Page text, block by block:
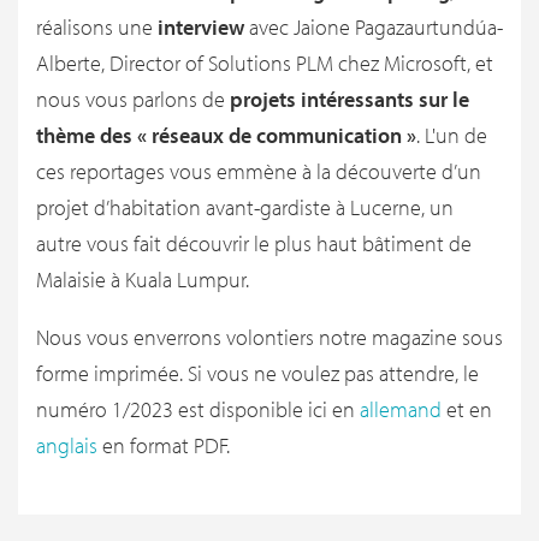
réalisons une interviewavec Jaione Pagazaurtundúa-
Alberte, Director of Solutions PLM chez Microsoft, et
nous vous parlons de projets intéressants sur le
thème des « réseaux de communication ». L'un de
ces reportages vous emmène à la découverte d’un
projet d’habitation avant-gardiste à Lucerne, un
autre vous fait découvrir le plus haut bâtiment de
Malaisie à Kuala Lumpur.
Nous vous enverrons volontiers notre magazine sous
forme imprimée. Si vous ne voulez pas attendre, le
numéro 1/2023 est disponible ici en allemand et en
anglais en format PDF.